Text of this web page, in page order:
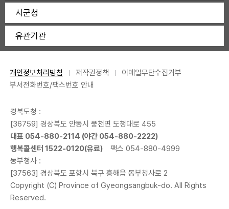
시군청
유관기관
개인정보처리방침 저작권정책
이메일무단수집거부
부서전화번호/팩스번호 안내
경북도청 :
[36759] 경상북도 안동시 풍천면 도청대로 455
대표 054-880-2114 (야간 054-880-2222)
행복콜센터 1522-0120(유료)
팩스 054-880-4999
동부청사 :
[37563] 경상북도 포항시 북구 흥해읍 동부청사로 2
Copyright (C) Province of Gyeongsangbuk-do. All Rights
Reserved.